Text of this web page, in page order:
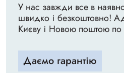
У нас завжди все в
швидко і безкоштовно!
Києву і Новою поштою по
Даємо гарантію